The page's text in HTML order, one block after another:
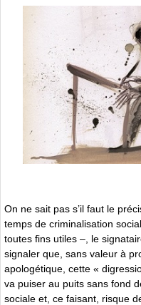
On ne sait pas s’il faut le
temps de criminalisation
toutes fins utiles –, le
signaler que, sans valeur à
apologétique, cette «
va puiser au puits sans fond
sociale et, ce faisant, risque